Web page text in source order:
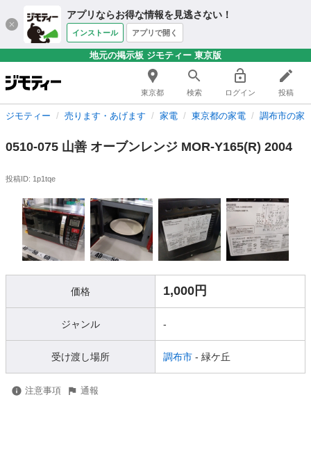
アプリならお得な情報を見逃さない！
インストール アプリで開く
地元の掲示板 ジモティー 東京版
東京都 検索 ログイン 投稿
ジモティー 売ります・あげます 家電 東京都の家電 調布市の家
0510-075 山善 オーブンレンジ MOR-Y165(R) 2004
投稿ID: 1p1tqe
価格 1,000円
ジャンル -
受け渡し場所 調布市 - 緑ケ丘
注意事項 通報